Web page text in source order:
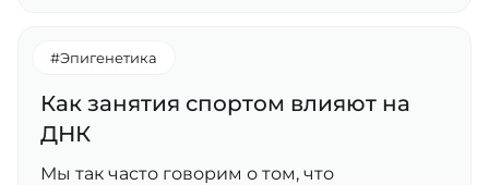
#Эпигенетика
Как занятия спортом влияют на
ДНК
Мы так часто говорим о том, что